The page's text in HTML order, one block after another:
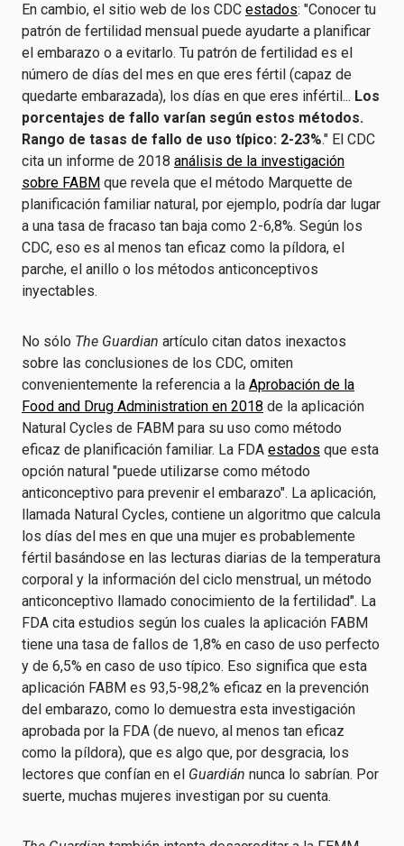
En cambio, el sitio web de los CDC estados: "Conocer tu
patrón de fertilidad mensual puede ayudarte a planificar
el embarazo o a evitarlo. Tu patrón de fertilidad es el
número de días del mes en que eres fértil (capaz de
quedarte embarazada), los días en que eres infértil... Los
porcentajes de fallo varían según estos métodos.
Rango de tasas de fallo de uso típico: 2-23%." El CDC
cita un informe de 2018 análisis de la investigación
sobre FABM que revela que el método Marquette de
planificación familiar natural, por ejemplo, podría dar lugar
a una tasa de fracaso tan baja como 2-6,8%. Según los
CDC, eso es al menos tan eficaz como la píldora, el
parche, el anillo o los métodos anticonceptivos
inyectables.
No sólo The Guardian artículo citan datos inexactos
sobre las conclusiones de los CDC, omiten
convenientemente la referencia a la Aprobación de la
Food and Drug Administration en 2018 de la aplicación
Natural Cycles de FABM para su uso como método
eficaz de planificación familiar. La FDA estados que esta
opción natural "puede utilizarse como método
anticonceptivo para prevenir el embarazo". La aplicación,
llamada Natural Cycles, contiene un algoritmo que calcula
los días del mes en que una mujer es probablemente
fértil basándose en las lecturas diarias de la temperatura
corporal y la información del ciclo menstrual, un método
anticonceptivo llamado conocimiento de la fertilidad". La
FDA cita estudios según los cuales la aplicación FABM
tiene una tasa de fallos de 1,8% en caso de uso perfecto
y de 6,5% en caso de uso típico. Eso significa que esta
aplicación FABM es 93,5-98,2% eficaz en la prevención
del embarazo, como lo demuestra esta investigación
aprobada por la FDA (de nuevo, al menos tan eficaz
como la píldora), que es algo que, por desgracia, los
lectores que confían en el Guardián nunca lo sabrían. Por
suerte, muchas mujeres investigan por su cuenta.